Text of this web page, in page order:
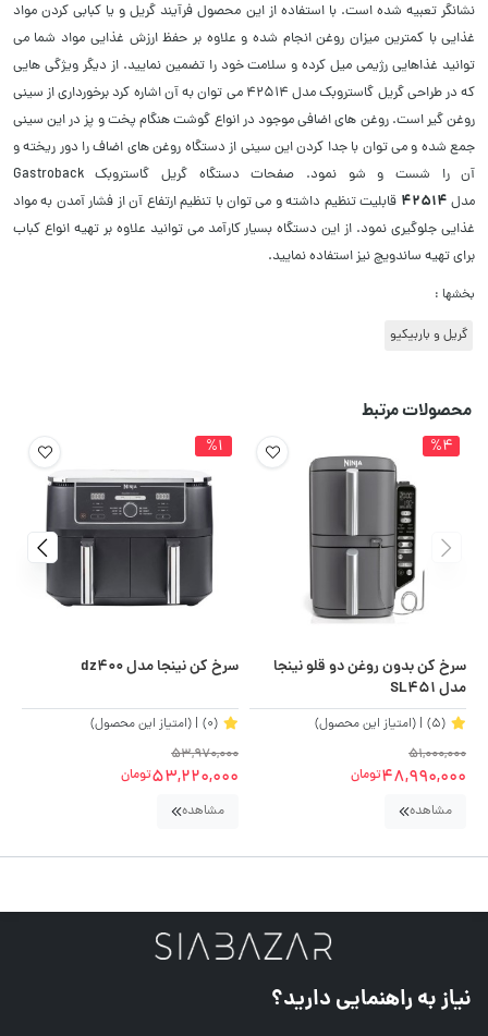
نشانگر تعبیه شده است. با استفاده از این محصول فرآیند گریل و یا کبابی کردن مواد
غذایی با کمترین میزان روغن انجام شده و علاوه بر حفظ ارزش غذایی مواد شما می
توانید غذاهایی رژیمی میل کرده و سلامت خود را تضمین نمایید. از دیگر ویژگی هایی
که در طراحی گریل گاستروبک مدل 42514 می توان به آن اشاره کرد برخورداری از سینی
روغن گیر است. روغن های اضافی موجود در انواع گوشت هنگام پخت و پز در این سینی
جمع شده و می توان با جدا کردن این سینی از دستگاه روغن های اضاف را دور ریخته و
آن را شست و شو نمود. صفحات دستگاه گریل گاستروبک Gastroback
مدل 42514 قابلیت تنظیم داشته و می توان با تنظیم ارتفاع آن از فشار آمدن به مواد
غذایی جلوگیری نمود. از این دستگاه بسیار کارآمد می توانید علاوه بر تهیه انواع کباب
برای تهیه ساندویچ نیز استفاده نمایید.
بخشها :
گریل و باربیکیو
محصولات مرتبط
%4
سرخ کن بدون روغن دو قلو نینجا
مدل SL451
(5)
| (امتیاز این محصول)
51,000,000
48,990,000تومان
مشاهده
%1
سرخ کن نینجا مدل dz400
(0)
| (امتیاز این محصول)
53,970,000
53,220,000تومان
مشاهده
نیاز به راهنمایی دارید؟